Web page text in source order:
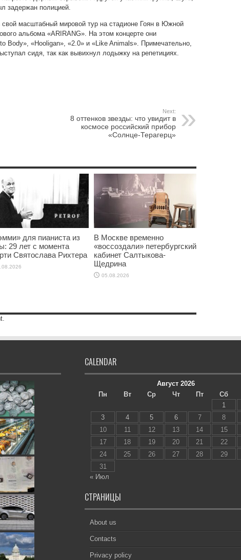
задержан полицией.
масштабный мировой тур на стадионе Гоян в Южной
альбома «ARIRANG». На этом концерте они
Body», «Hooligan», «2.0» и «Like Animals». Примечательно,
сидя, так как вывихнул лодыжку на репетициях.
Next:
8 оттенков звезды: что увидит в
космосе российский прибор
«Солнце-Терагерц»
для пианиста из
29 лет с момента
Святослава Рихтера
В Москве временно
«воссоздали» петербургский
кабинет Салтыкова-
Щедрина
05.08.2026
CALENDAR
Август 2026
Пн
Вт Ср Чт Пт Сб
1
3
4 5 6 7 8
10
11 12 13 14 15
17
18 19 20 21 22
24
25 26 27 28 29
31
« Июл
СТРАНИЦЫ
About us
Contacts
Privacy policy